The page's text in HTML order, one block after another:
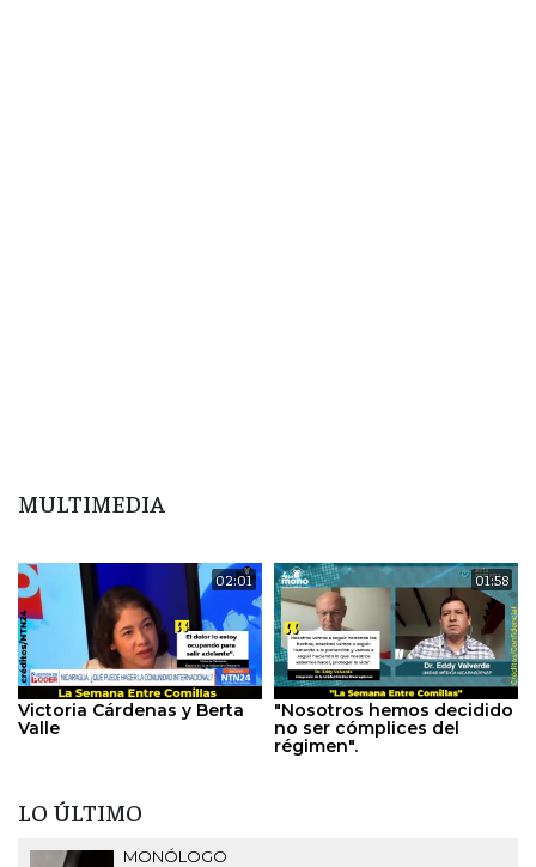
MULTIMEDIA
02:01
Victoria Cárdenas y Berta
Valle
01:58
"Nosotros hemos decidido
no ser cómplices del
régimen".
LO ÚLTIMO
MONÓLOGO